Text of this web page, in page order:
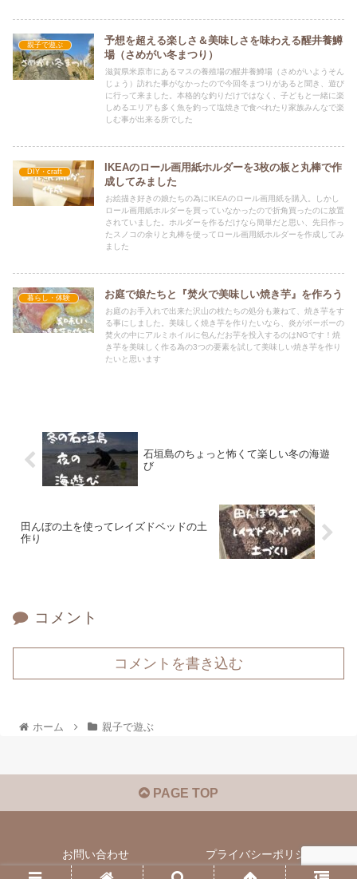
親子で遊ぶ
予想を超える楽しさ＆美味しさを味わえる醒井養鱒
場（さめがい冬まつり）
滋賀県米原市にあるマスの養殖場の醒井養鱒場（さめがいようそん
じょう）訪れた事がなかったので今回冬まつりがあると聞き、遊び
に行って来ました。本格的な釣りだけではなく、子どもと一緒に楽
しめるエリアも多く魚を釣って塩焼きで食べれたり家族みんなで楽
しむ事が出来る所でした
DIY・craft
IKEAのロール画用紙ホルダーを3枚の板と丸棒で作
成してみました
お絵描き好きの娘たちの為にIKEAのロール画用紙を購入。しかし
ロール画用紙ホルダーを買っていなかったので折角買ったのに放置
されていました。ホルダーを作るだけなら簡単だと思い、先日作っ
たスノコの余りと丸棒を使ってロール画用紙ホルダーを作成してみ
ました
暮らし・体験 お庭で娘たちと『焚火で美味しい焼き芋』を作ろう
お庭のお手入れで出来た沢山の枝たちの処分も兼ねて、焼き芋をす
る事にしました。美味しく焼き芋を作りたいなら、炎がボーボーの
焚火の中にアルミホイルに包んだお芋を投入するのはNGです！焼
き芋を美味しく作る為の3つの要素を試して美味しい焼き芋を作り
たいと思います
石垣島のちょっと怖くて楽しい冬の海遊
び
田んぼの土を使ってレイズドベッドの土
作り
コメント
コメントを書き込む
ホーム 親子で遊ぶ
PAGE TOP
お問い合わせ プライバシーポリシー